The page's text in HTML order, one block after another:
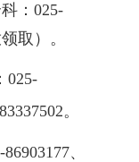
： 025-
取）。
025-
。
、